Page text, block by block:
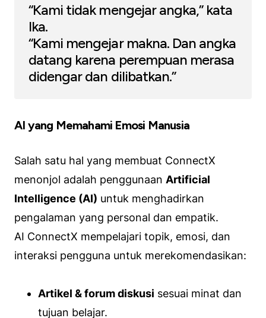
“Kami tidak mengejar angka,” kata
Ika.
“Kami mengejar makna. Dan angka
datang karena perempuan merasa
didengar dan dilibatkan.”
AI yang Memahami Emosi Manusia
Salah satu hal yang membuat ConnectX
menonjol adalah penggunaan Artificial
Intelligence (AI) untuk menghadirkan
pengalaman yang personal dan empatik.
AI ConnectX mempelajari topik, emosi, dan
interaksi pengguna untuk merekomendasikan:
Artikel & forum diskusi sesuai minat dan
tujuan belajar.